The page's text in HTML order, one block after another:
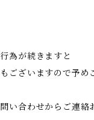
為が続きますと
ございますので予め
い合わせからご連絡